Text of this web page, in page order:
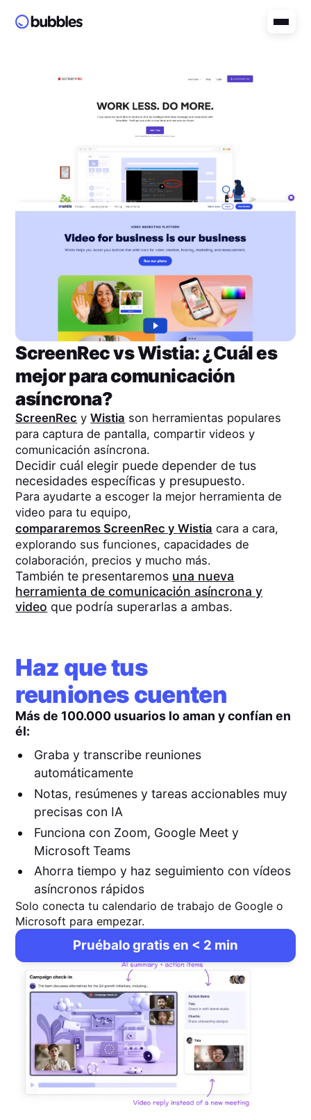
ScreenRecvsWistia: ¿Cuál es
mejor para comunicación
asíncrona?
ScreenRec yWistia son herramientas populares
para captura de pantalla, compartir videos y
comunicación asíncrona.
Decidir cuál elegir puede depender de tus
necesidades específicas y presupuesto.
Para ayudarte a escoger la mejor herramienta de
video para tu equipo,
compararemosScreenRec yWistia cara a cara,
explorando sus funciones, capacidades de
colaboración, precios y mucho más.
También te presentaremos una nueva
herramienta de comunicación asíncrona y
video que podría superarlas a ambas.
Haz que tus
reuniones cuenten
Más de 100.000 usuarios lo aman y confían en
él:
Graba y transcribe reuniones
automáticamente
Notas, resúmenes y tareas accionables muy
precisas con IA
Funciona con Zoom, Google Meet y
Microsoft Teams
Ahorra tiempo y haz seguimiento con vídeos
asíncronos rápidos
Solo conecta tu calendario de trabajo de Google o
Microsoft para empezar.
Pruébalo gratis en < 2 min